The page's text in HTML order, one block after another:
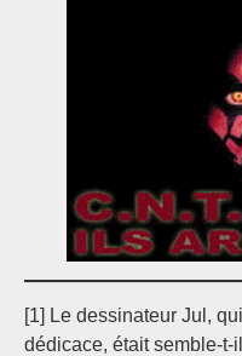
[1] Le dessinateur Jul,
dédicace, était semble-t-